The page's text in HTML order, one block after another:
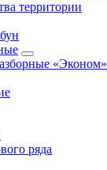
территории
«Эконом»
ряда